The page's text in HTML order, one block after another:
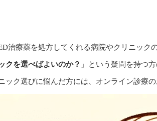
治療薬を処方してくれる病院やクリニック
クを選べばよいのか？ 」という疑問を持つ
ック選びに悩んだ方には、 オンライン診療